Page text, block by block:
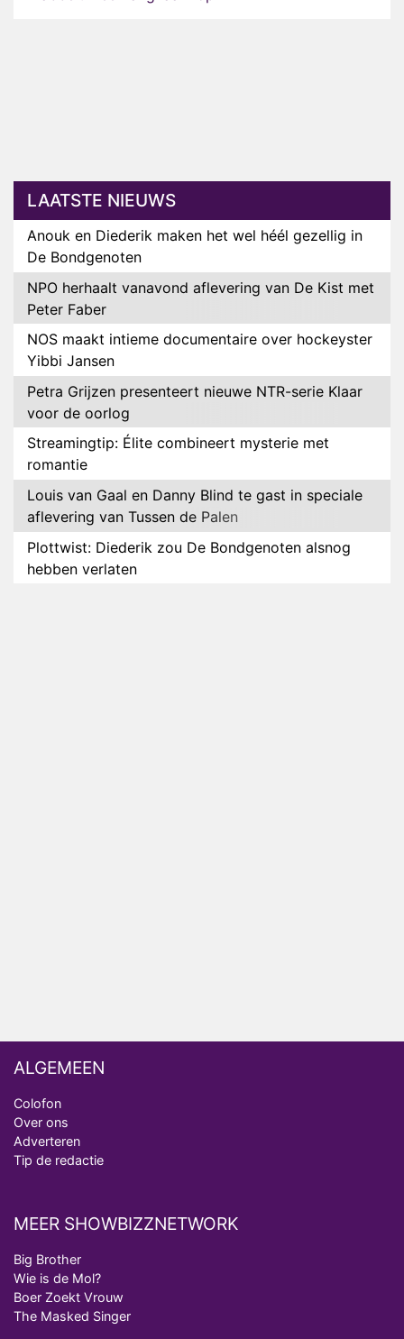
LAATSTE NIEUWS
Anouk en Diederik maken het wel héél gezellig in
De Bondgenoten
NPO herhaalt vanavond aflevering van De Kist met
Peter Faber
NOS maakt intieme documentaire over hockeyster
Yibbi Jansen
Petra Grijzen presenteert nieuwe NTR-serie Klaar
voor de oorlog
Streamingtip: Élite combineert mysterie met
romantie
Louis van Gaal en Danny Blind te gast in speciale
aflevering van Tussen de Palen
Plottwist: Diederik zou De Bondgenoten alsnog
hebben verlaten
ALGEMEEN
Colofon
Over ons
Adverteren
Tip de redactie
MEER SHOWBIZZNETWORK
Big Brother
Wie is de Mol?
Boer Zoekt Vrouw
The Masked Singer